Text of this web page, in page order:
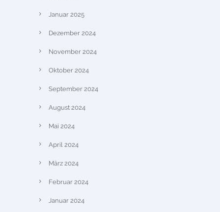
Januar 2025
Dezember 2024
November 2024
Oktober 2024
September 2024
August 2024
Mai 2024
April 2024
März 2024
Februar 2024
Januar 2024